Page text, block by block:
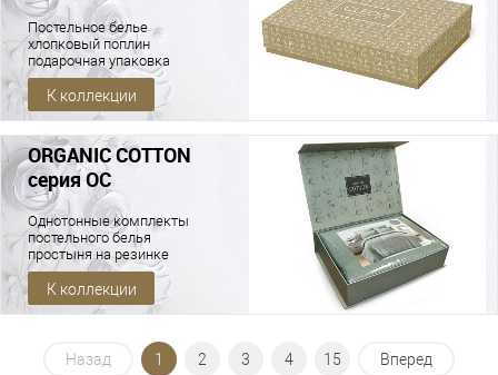
Постельное белье
хлопковый поплин
подарочная упаковка
К коллекции
ORGANIC COTTON
серия OC
Однотонные комплекты
постельного белья
простыня на резинке
100% органический хлопок
К коллекции
Назад 1 2 3 4 15 Вперед